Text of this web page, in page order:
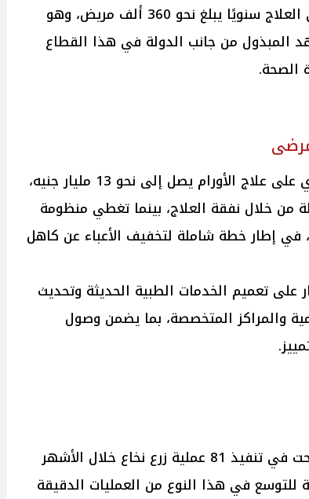
وكشف أن عدد الحالات التي تتلقى العلاج سنويًا يبلغ نحو 360 ألف مريض، وهو
من جانب الدولة في هذا القطاع
الصحة.
وأكد وزير الصحة أن الإنفاق السنوي على علاج الأورام يصل إلى نحو 13 مليار جنيه،
من خلال نفقة العلاج، بينما تغطي منظومة
8 مليارات جنيه، في إطار خطة شاملة لتخفيف الأعباء عن كاهل
على تعميم الخدمات الطبية الحديثة وتحديث
والمراكز المتخصصة، بما يضمن وصول
ولفت عبد الغفار إلى أن الوزارة نجحت في تنفيذ 81 عملية زرع نخاع خلال الأشهر
في هذا النوع من العمليات الدقيقة